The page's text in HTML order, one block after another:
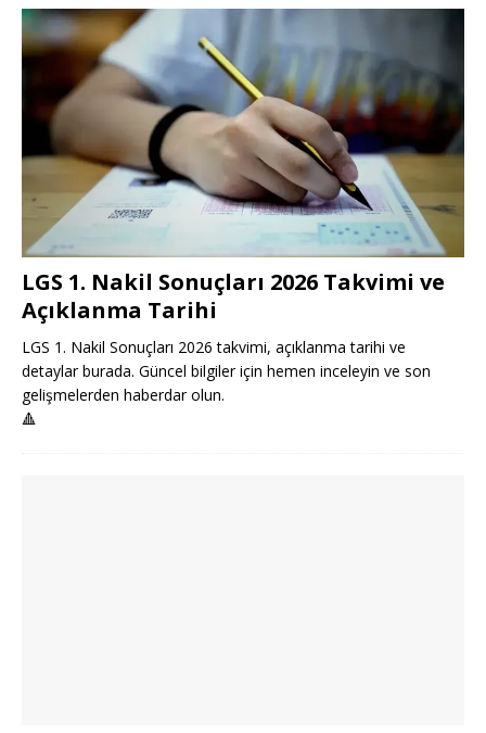
LGS 1. Nakil Sonuçları 2026 Takvimi ve
Açıklanma Tarihi
LGS 1. Nakil Sonuçları 2026 takvimi, açıklanma tarihi ve
detaylar burada. Güncel bilgiler için hemen inceleyin ve son
gelişmelerden haberdar olun.
🔺